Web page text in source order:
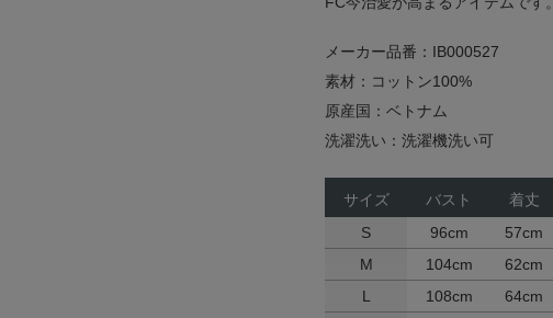
メーカー品番：IB000527
素材：コットン100%
原産国：ベトナム
洗濯洗い：洗濯機洗い可
サイズ バスト 着丈
S
96cm 57cm
M
104cm 62cm
L
108cm 64cm